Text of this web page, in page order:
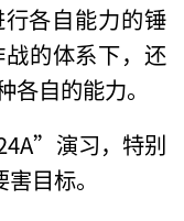
各自能力的锤
的体系下，还
自的能力。
演习，特别
目标。